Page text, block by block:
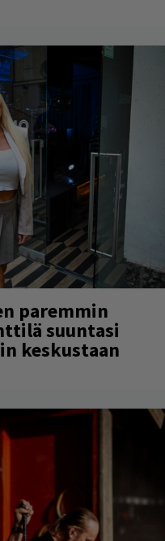
paremmin
suuntasi
keskustaan